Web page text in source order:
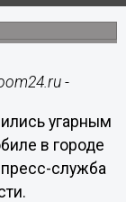
-
угарным
в городе
служба